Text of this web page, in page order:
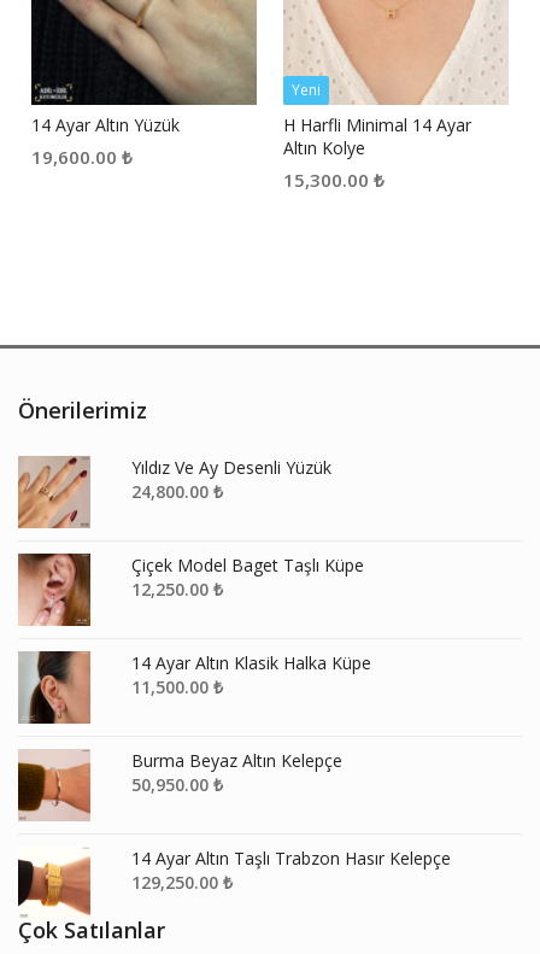
14 Ayar Altın Yüzük
19,600.00 ₺
Yeni
H Harfli Minimal 14 Ayar
Altın Kolye
15,300.00 ₺
Önerilerimiz
Yıldız Ve Ay Desenli Yüzük
24,800.00 ₺
Çiçek Model Baget Taşlı Küpe
12,250.00 ₺
14 Ayar Altın Klasik Halka Küpe
11,500.00 ₺
Burma Beyaz Altın Kelepçe
50,950.00 ₺
14 Ayar Altın Taşlı Trabzon Hasır Kelepçe
129,250.00 ₺
Çok Satılanlar